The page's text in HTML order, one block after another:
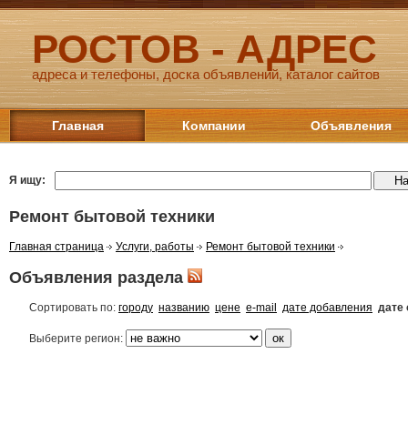
РОСТОВ - АДРЕС
адреса и телефоны, доска объявлений, каталог сайтов
Главная Компании Объявления
Я ищу:
Ремонт бытовой техники
Главная страница Услуги, работы Ремонт бытовой техники
Объявления раздела
Сортировать по: городу названию цене e-mail дате добавления дате
Выберите регион: